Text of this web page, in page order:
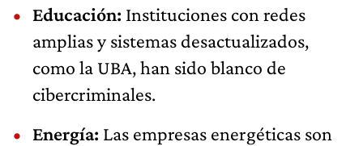
Educación: Instituciones con redes
amplias y sistemas desactualizados,
como la UBA, han sido blanco de
cibercriminales.
Energía: Las empresas energéticas son